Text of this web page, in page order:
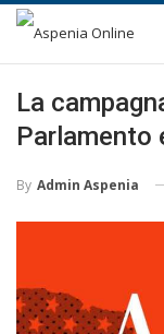
La
Parlamento
By Admin Aspenia